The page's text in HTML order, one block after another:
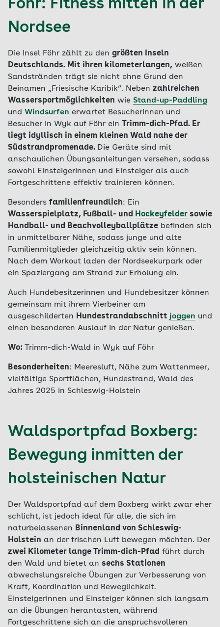
Föhr: Fitness mitten in der
Nordsee
Die Insel Föhr zählt zu den größten Inseln
Deutschlands. Mit ihren kilometerlangen, weißen
Sandstränden trägt sie nicht ohne Grund den
Beinamen „Friesische Karibik“. Neben zahlreichen
Wassersportmöglichkeiten wie Stand-up-Paddling
und Windsurfen erwartet Besucherinnen und
Besucher in Wyk auf Föhr ein
Trimm-dich-Pfad. Er
liegt idyllisch in einem kleinen Wald nahe der
Südstrandpromenade. Die Geräte sind mit
anschaulichen Übungsanleitungen versehen, sodass
sowohl Einsteigerinnen und Einsteiger als auch
Fortgeschrittene effektiv trainieren können.
Besonders familienfreundlich: Ein
Wasserspielplatz, Fußball- und
Hockeyfelder sowie
Handball- und Beachvolleyballplätze befinden sich
in unmittelbarer Nähe, sodass junge und alte
Familienmitglieder gleichzeitig aktiv sein können.
Nach dem Workout laden der Nordseekurpark oder
ein Spaziergang am Strand zur Erholung ein.
Auch Hundebesitzerinnen und Hundebesitzer können
gemeinsam mit ihrem Vierbeiner am
ausgeschilderten Hundestrandabschnitt joggen und
einen besonderen Auslauf in der Natur genießen.
Wo: Trimm-dich-Wald in Wyk auf Föhr
Besonderheiten: Meeresluft, Nähe zum Wattenmeer,
vielfältige Sportflächen, Hundestrand, Wald des
Jahres 2025 in Schleswig-Holstein
Waldsportpfad Boxberg:
Bewegung inmitten der
holsteinischen Natur
Der Waldsportpfad auf dem Boxberg wirkt zwar eher
schlicht, ist jedoch ideal für alle, die sich im
naturbelassenen Binnenland von Schleswig-
Holstein an der frischen Luft bewegen möchten. Der
zwei Kilometer lange Trimm-dich-Pfad führt durch
den Wald und bietet an sechs Stationen
abwechslungsreiche Übungen zur Verbesserung von
Kraft, Koordination und Beweglichkeit.
Einsteigerinnen und Einsteiger können sich langsam
an die Übungen herantasten, während
Fortgeschrittene sich an die anspruchsvolleren